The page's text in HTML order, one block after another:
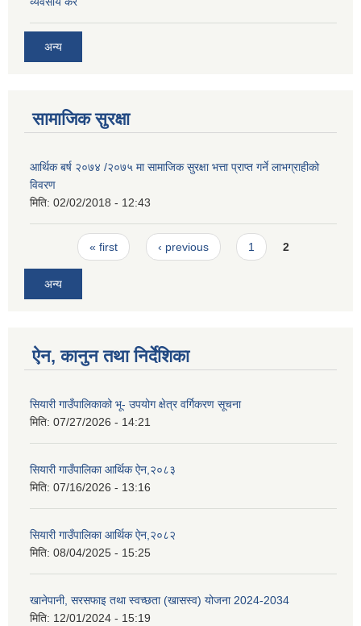
अन्य
सामाजिक सुरक्षा
आर्थिक बर्ष २०७४ /२०७५ मा सामाजिक सुरक्षा भत्ता प्राप्त गर्ने लाभग्राहीको
विवरण
मिति: 02/02/2018 - 12:43
Pages« first ‹ previous 1 2
अन्य
ऐन, कानुन तथा निर्देशिका
सियारी गाउँपालिकाको भू- उपयोग क्षेत्र वर्गिकरण सूचना
मिति: 07/27/2026 - 14:21
सियारी गाउँपालिका आर्थिक ऐन,२०८३
मिति: 07/16/2026 - 13:16
सियारी गाउँपालिका आर्थिक ऐन,२०८२
मिति: 08/04/2025 - 15:25
खानेपानी, सरसफाइ तथा स्वच्छता (खासस्व) योजना 2024-2034
मिति: 12/01/2024 - 15:19